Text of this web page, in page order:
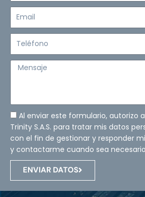
Mensaje
Al enviar este formulario, autorizo
Trinity S.A.S. para tratar mis datos
con el fin de gestionar y responder
y contactarme cuando sea
ENVIAR DATOS